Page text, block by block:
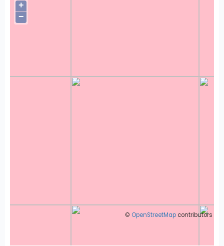
+
−
© OpenStreetMap contributors